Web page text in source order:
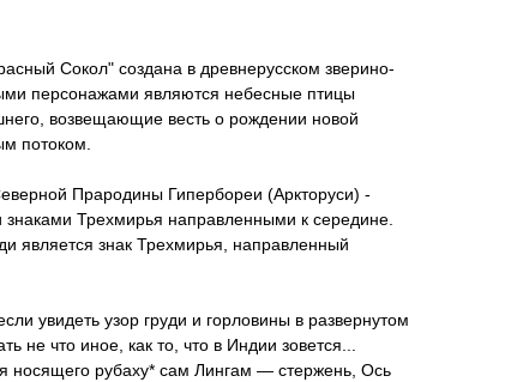
Сокол" создана в древнерусском зверино-
персонажами являются небесные птицы
возвещающие весть о рождении новой
потоком.
Прародины Гипербореи (Аркторуси) -
знаками Трехмирья направленными к середине.
является знак Трехмирья, направленный
увидеть узор груди и горловины в развернутом
не что иное, как то, что в Индии зовется...
носящего рубаху* сам Лингам — стержень, Ось